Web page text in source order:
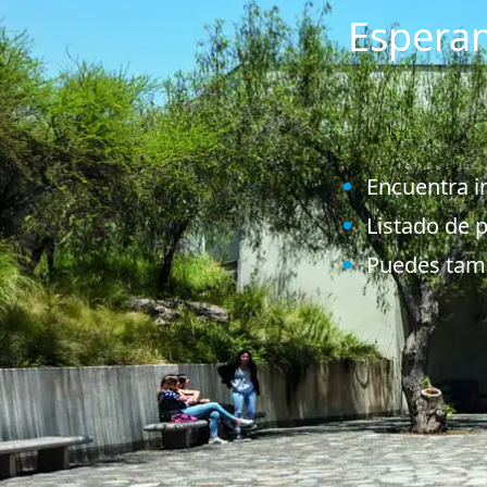
Encuentra
Listado de
Puedes